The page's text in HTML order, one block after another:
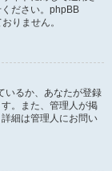
ださい。phpBB
りません。
いるか、あなたが登録
。また、管理人が掲
細は管理人にお問い